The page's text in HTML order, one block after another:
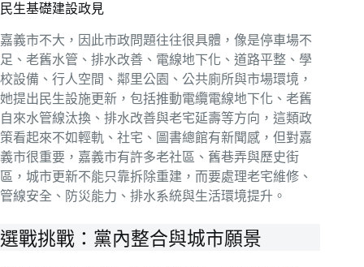
民生基礎建設政見
嘉義市不大，因此市政問題往往很具體，像是停車場不
足、老舊水管、排水改善、電線地下化、道路平整、學
校設備、行人空間、鄰里公園、公共廁所與市場環境，
她提出民生設施更新，包括推動電纜電線地下化、老舊
自來水管線汰換、排水改善與老宅延壽等方向，這類政
策看起來不如輕軌、社宅、圖書總館有新聞感，但對嘉
義市很重要，嘉義市有許多老社區、舊巷弄與歷史街
區，城市更新不能只靠拆除重建，而要處理老宅維修、
管線安全、防災能力、排水系統與生活環境提升。
選戰挑戰：黨內整合與城市願景